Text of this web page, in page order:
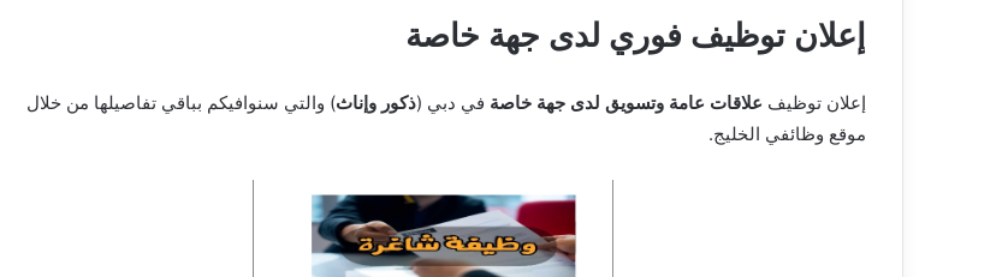
إعلان توظيف فوري لدى جهة خاصة
إعلان توظيف علاقات عامة وتسويق لدى جهة خاصة في دبي (ذكور وإناث) والتي سنوافيكم بباقي تفاصيلها من خلال
موقع وظائفي الخليج.